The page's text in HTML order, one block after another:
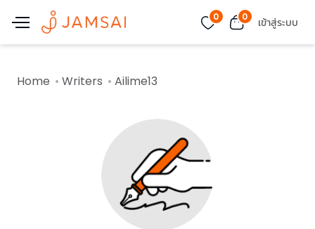
0 0 เข้าสู่ระบบ
Home Writers Ailime13